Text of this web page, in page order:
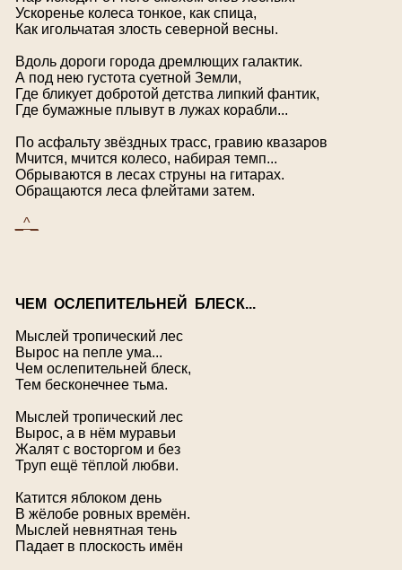
Ускоренье колеса тонкое, как спица,
Как игольчатая злость северной весны.
Вдоль дороги города дремлющих галактик.
А под нею густота суетной Земли,
Где бликует добротой детства липкий фантик,
Где бумажные плывут в лужах корабли...
По асфальту звёздных трасс, гравию квазаров
Мчится, мчится колесо, набирая темп...
Обрываются в лесах струны на гитарах.
Обращаются леса флейтами затем.
_^_
Ч ЕМ ОСЛЕПИТЕЛЬНЕЙ БЛЕСК...
Мыслей тропический лес
Вырос на пепле ума...
Чем ослепительней блеск,
Тем бесконечнее тьма.
Мыслей тропический лес
Вырос, а в нём муравьи
Жалят с восторгом и без
Труп ещё тёплой любви.
Катится яблоком день
В жёлобе ровных времён.
Мыслей невнятная тень
Падает в плоскость имён